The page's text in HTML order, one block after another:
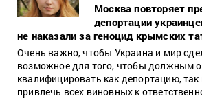
Москва повторяет
депортации
не наказали за геноцид крымских
Очень важно, чтобы Украина и мир
возможное для того, чтобы должным
квалифицировать как депортацию, так
привлечь всех виновных к